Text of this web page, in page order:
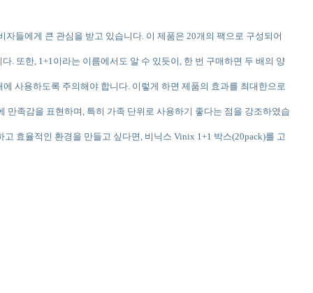
들에게 큰 관심을 받고 있습니다. 이 제품은 20개의 팩으로 구성되어
. 또한, 1+1이라는 이름에서도 알 수 있듯이, 한 번 구매하면 두 배의 양
사용하도록 주의해야 합니다. 이렇게 하면 제품의 효과를 최대한으로
족감을 표현하며, 특히 가족 단위로 사용하기 좋다는 점을 강조하였습
효율적인 환경을 만들고 싶다면, 비닉스 Vinix 1+1 박스(20pack)를 고